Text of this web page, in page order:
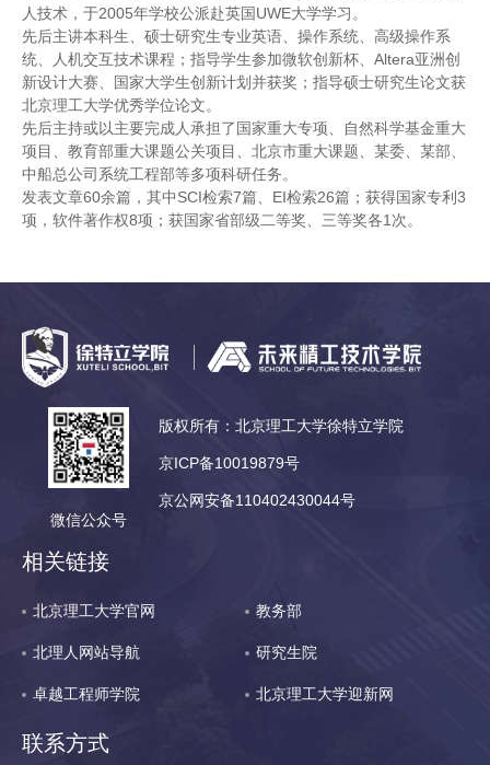
人技术，于2005年学校公派赴英国UWE大学学习。
先后主讲本科生、硕士研究生专业英语、操作系统、高级操作系
统、人机交互技术课程；指导学生参加微软创新杯、Altera亚洲创
新设计大赛、国家大学生创新计划并获奖；指导硕士研究生论文获
北京理工大学优秀学位论文。
先后主持或以主要完成人承担了国家重大专项、自然科学基金重大
项目、教育部重大课题公关项目、北京市重大课题、某委、某部、
中船总公司系统工程部等多项科研任务。
发表文章60余篇，其中SCI检索7篇、EI检索26篇；获得国家专利3
项，软件著作权8项；获国家省部级二等奖、三等奖各1次。
微信公众号
版权所有：北京理工大学徐特立学院
京ICP备10019879号
京公网安备110402430044号
相关链接
北京理工大学官网 教务部
北理人网站导航 研究生院
卓越工程师学院 北京理工大学迎新网
联系方式